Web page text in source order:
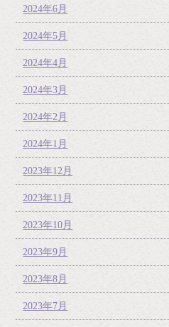
2024年6月
2024年5月
2024年4月
2024年3月
2024年2月
2024年1月
2023年12月
2023年11月
2023年10月
2023年9月
2023年8月
2023年7月